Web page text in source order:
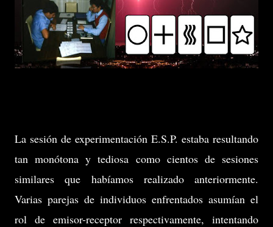
La sesión de experimentación E.S.P. estaba resultando
tan monótona y tediosa como cientos de sesiones
similares que habíamos realizado anteriormente.
Varias parejas de individuos enfrentados asumían el
rol de emisor-receptor respectivamente, intentando